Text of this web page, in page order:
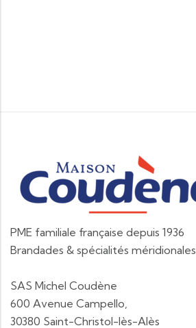
PME familiale française depuis 1936
Brandades & spécialités méridionales
SAS Michel Coudène
600 Avenue Campello,
30380 Saint-Christol-lès-Alès